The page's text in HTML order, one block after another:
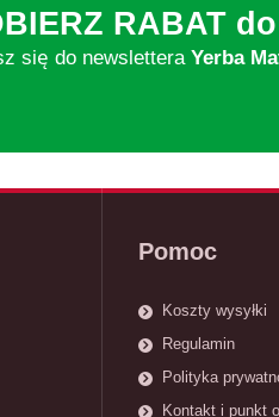
RABAT do
się do newslettera Yerba
Pomoc
Koszty wysyłki
Regulamin
Polityka
Kontakt i punkt